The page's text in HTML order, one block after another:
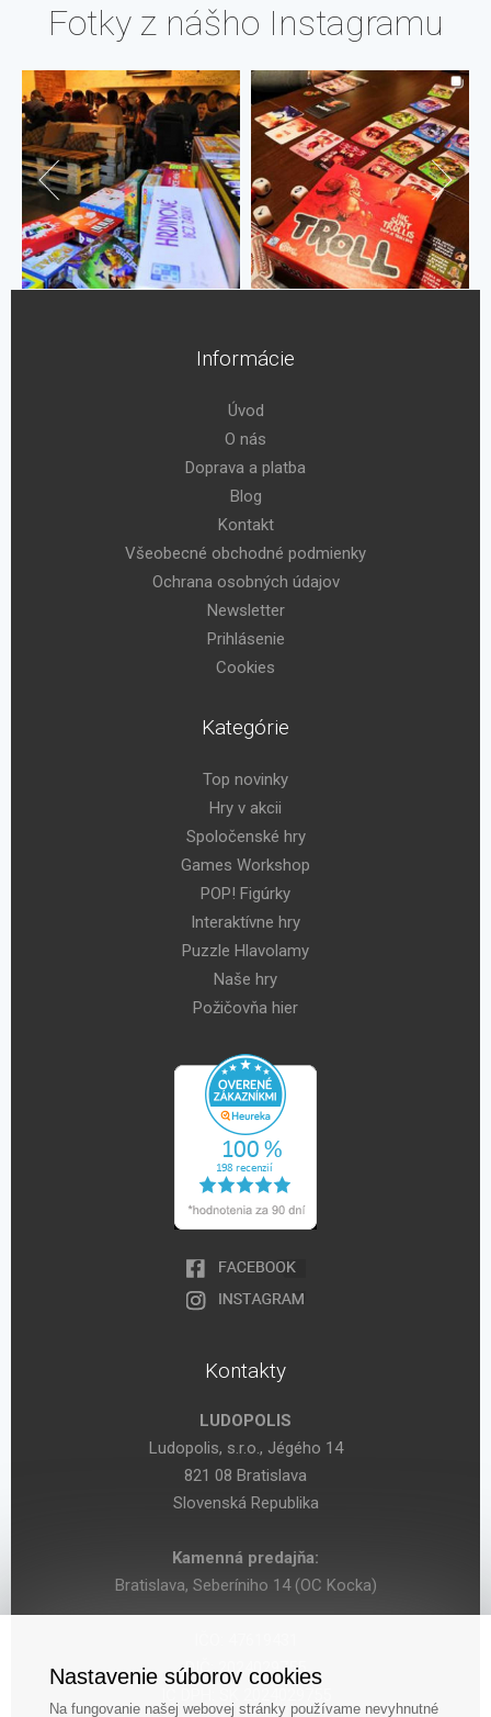
Fotky z nášho Instagramu
Informácie
Úvod
O nás
Doprava a platba
Blog
Kontakt
Všeobecné obchodné podmienky
Ochrana osobných údajov
Newsletter
Prihlásenie
Cookies
Kategórie
Top novinky
Hry v akcii
Spoločenské hry
Games Workshop
POP! Figúrky
Interaktívne hry
Puzzle Hlavolamy
Naše hry
Požičovňa hier
Kontakty
LUDOPOLIS
Ludopolis, s.r.o., Jégého 14
821 08 Bratislava
Slovenská Republika
Kamenná predajňa:
Bratislava, Seberíniho 14 (OC Kocka)
DIČ: 2024029755
Nastavenie súborov cookies
Na fungovanie našej webovej stránky používame nevyhnutné